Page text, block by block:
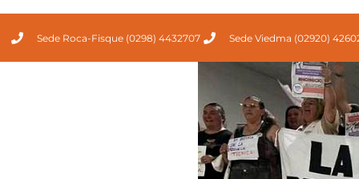
Sede Roca-Fisque (0298) 4432707 Sede Viedma (02920)